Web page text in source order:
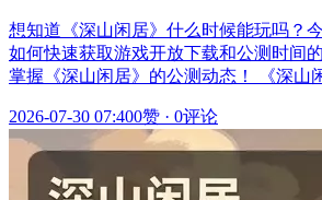
想知道《深山闲居》什么时候能玩吗？
如何快速获取游戏开放下载和公测时间
掌握《深山闲居》的公测动态！ 《深山
2026-07-30 07:400赞 · 0评论